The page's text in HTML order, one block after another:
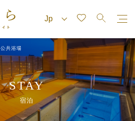
公共浴場
STAY
宿泊